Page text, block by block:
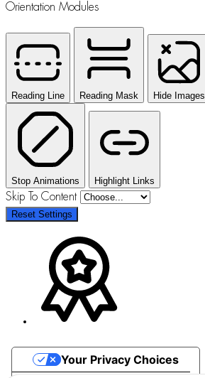
Orientation Modules
Reading Line Reading Mask Hide Images
Stop Animations Highlight Links
Skip To Content
Reset Settings
Your Privacy Choices